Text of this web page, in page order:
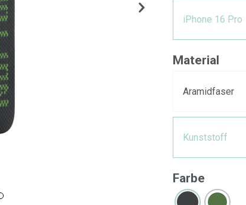
iPhone 16 Pro
Material
Aramidfaser
Kunststoff
Farbe